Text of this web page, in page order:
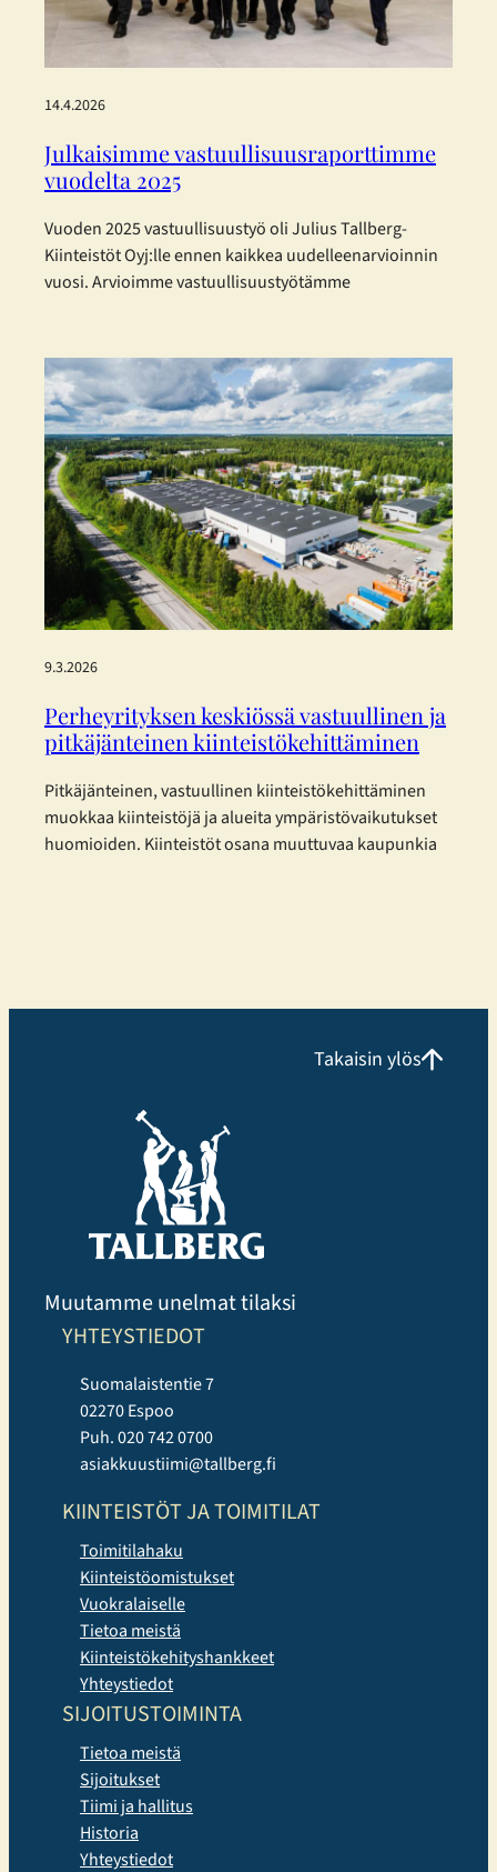
14.4.2026
Julkaisimme vastuullisuusraporttimme
vuodelta 2025
Vuoden 2025 vastuullisuustyö oli Julius Tallberg-
Kiinteistöt Oyj:lle ennen kaikkea uudelleenarvioinnin
vuosi. Arvioimme vastuullisuustyötämme
9.3.2026
Perheyrityksen keskiössä vastuullinen ja
pitkäjänteinen kiinteistökehittäminen
Pitkäjänteinen, vastuullinen kiinteistökehittäminen
muokkaa kiinteistöjä ja alueita ympäristövaikutukset
huomioiden. Kiinteistöt osana muuttuvaa kaupunkia
Takaisin ylös
Muutamme unelmat tilaksi
YHTEYSTIEDOT
Suomalaistentie 7
02270 Espoo
Puh. 020 742 0700
asiakkuustiimi@tallberg.fi
KIINTEISTÖT JA TOIMITILAT
Toimitilahaku
Kiinteistöomistukset
Vuokralaiselle
Tietoa meistä
Kiinteistökehityshankkeet
Yhteystiedot
SIJOITUSTOIMINTA
Tietoa meistä
Sijoitukset
Tiimi ja hallitus
Historia
Yhteystiedot